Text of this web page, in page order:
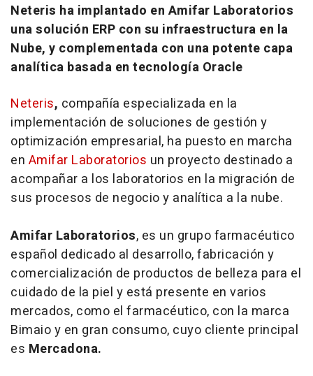
Neteris ha implantado en Amifar Laboratorios
una solución ERP con su infraestructura en la
Nube, y complementada con una potente capa
analítica basada en tecnología Oracle
Neteris, compañía especializada en la
implementación de soluciones de gestión y
optimización empresarial, ha puesto en marcha
en Amifar Laboratorios un proyecto destinado a
acompañar a los laboratorios en la migración de
sus procesos de negocio y analítica a la nube.
Amifar Laboratorios, es un grupo farmacéutico
español dedicado al desarrollo, fabricación y
comercialización de productos de belleza para el
cuidado de la piel y está presente en varios
mercados, como el farmacéutico, con la marca
Bimaio y en gran consumo, cuyo cliente principal
es Mercadona.